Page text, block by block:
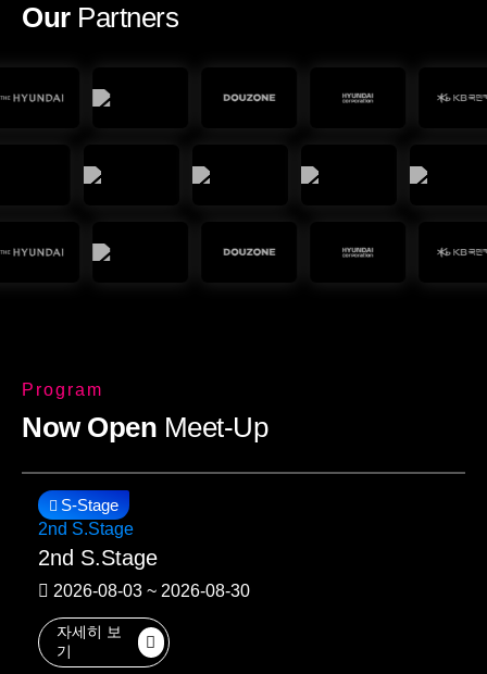
OurPartners
Program
Now Open Meet-Up
2nd S.Stage
2nd S.Stage
2026-08-03 ~ 2026-08-30
자세히 보
기
S-Stage